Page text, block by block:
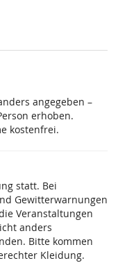
angegeben –
erhoben.
kostenfrei.
statt. Bei
Gewitterwarnungen
Veranstaltungen
anders
Bitte kommen
Kleidung.